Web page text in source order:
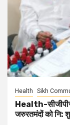
Health Sikh
Health-
जरुरतमंदों को नि: